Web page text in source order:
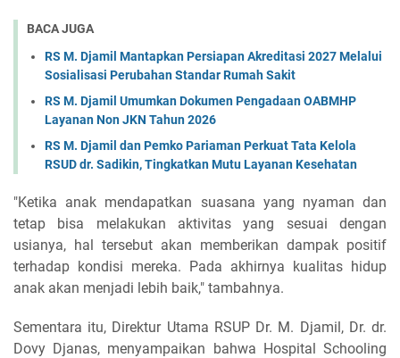
BACA JUGA
RS M. Djamil Mantapkan Persiapan Akreditasi 2027 Melalui
Sosialisasi Perubahan Standar Rumah Sakit
RS M. Djamil Umumkan Dokumen Pengadaan OABMHP
Layanan Non JKN Tahun 2026
RS M. Djamil dan Pemko Pariaman Perkuat Tata Kelola
RSUD dr. Sadikin, Tingkatkan Mutu Layanan Kesehatan
"Ketika anak mendapatkan suasana yang nyaman dan
tetap bisa melakukan aktivitas yang sesuai dengan
usianya, hal tersebut akan memberikan dampak positif
terhadap kondisi mereka. Pada akhirnya kualitas hidup
anak akan menjadi lebih baik," tambahnya.
Sementara itu, Direktur Utama RSUP Dr. M. Djamil, Dr. dr.
Dovy Djanas, menyampaikan bahwa Hospital Schooling